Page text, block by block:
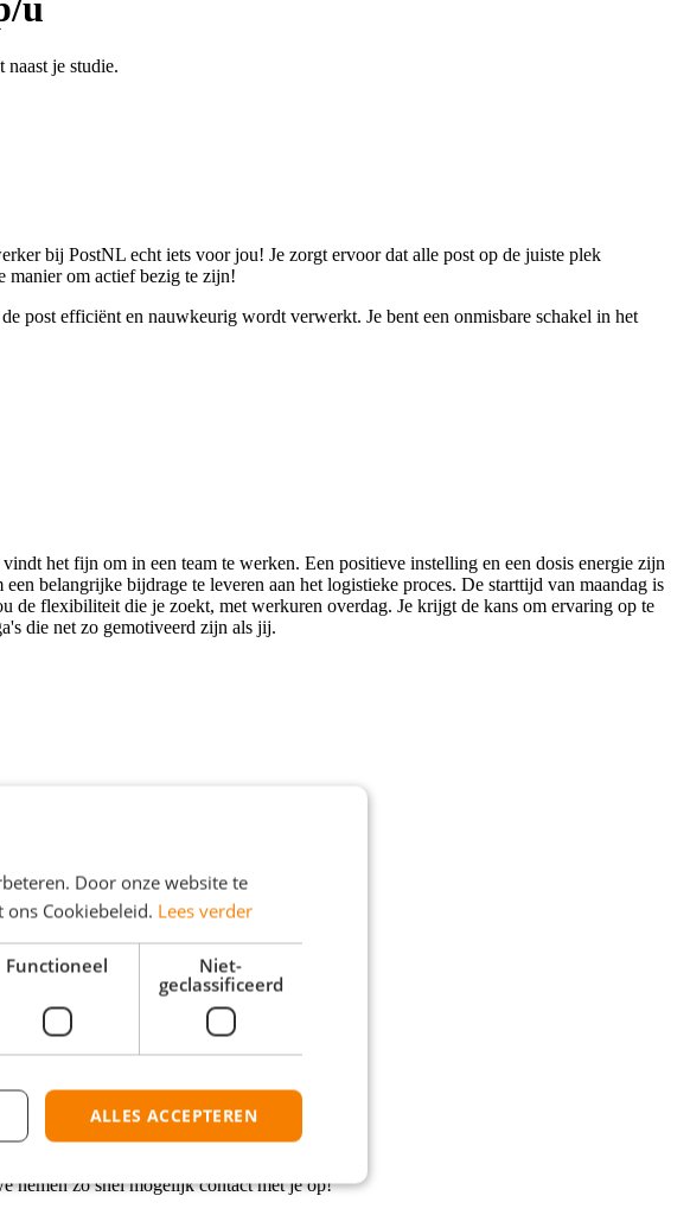
je studie.
bij PostNL echt iets voor jou! Je zorgt ervoor dat alle post op de juiste plek
manier om actief bezig te zijn!
post efficiënt en nauwkeurig wordt verwerkt. Je bent een onmisbare schakel in het
het fijn om in een team te werken. Een positieve instelling en een dosis energie zijn
belangrijke bijdrage te leveren aan het logistieke proces. De starttijd van maandag is
de flexibiliteit die je zoekt, met werkuren overdag. Je krijgt de kans om ervaring op te
die net zo gemotiveerd zijn als jij.
nemen zo snel mogelijk contact met je op!
Door onze website te
Cookiebeleid. Lees verder
Functioneel
Niet-
geclassificeerd
ALLES ACCEPTEREN